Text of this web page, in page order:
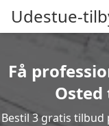
Udestue-
Få
Bestil 3 gratis tilbud